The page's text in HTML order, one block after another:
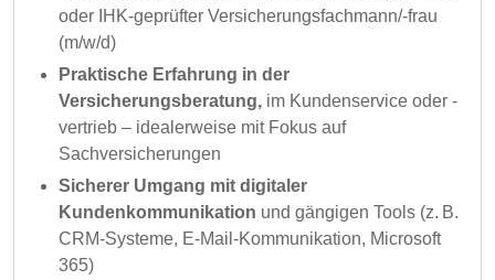
oder IHK-geprüfter Versicherungsfachmann/-frau
(m/w/d)
Praktische Erfahrung in der
Versicherungsberatung, im Kundenservice oder -
vertrieb – idealerweise mit Fokus auf
Sachversicherungen
Sicherer Umgang mit digitaler
Kundenkommunikation und gängigen Tools (z. B.
CRM-Systeme, E-Mail-Kommunikation, Microsoft
365)